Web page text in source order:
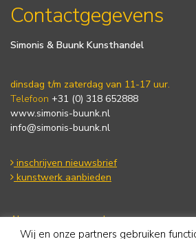
Contactgegevens
Simonis & Buunk Kunsthandel
dinsdag t/m zaterdag van 11-17 uur.
Telefoon +31 (0) 318 652888
www.simonis-buunk.nl
info@simonis-buunk.nl
inschrijven nieuwsbrief
kunstwerk aanbieden
Algemene voorwaarden
Privacy statement
Wij en onze partners gebruiken